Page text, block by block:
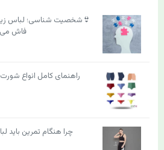
👙شخصیت شناسی؛ لباس
فاش
راهنمای کامل انواع شورت
چرا هنگام تمرین باید